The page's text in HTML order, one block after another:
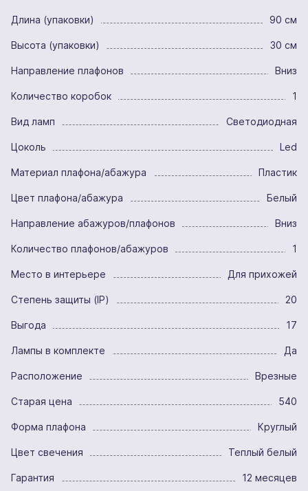
Длина (упаковки) 90 см
Высота (упаковки) 30 см
Направление плафонов Вниз
Количество коробок 1
Вид ламп Светодиодная
Цоколь Led
Материал плафона/абажура Пластик
Цвет плафона/абажура Белый
Направление абажуров/плафонов Вниз
Количество плафонов/абажуров 1
Место в интерьере Для прихожей
Степень защиты (IP) 20
Выгода 17
Лампы в комплекте Да
Расположение Врезные
Старая цена 540
Форма плафона Круглый
Цвет свечения Теплый белый
Гарантия 12 месяцев